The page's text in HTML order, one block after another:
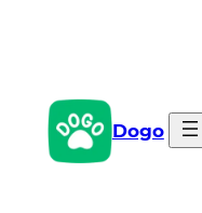
Dogo